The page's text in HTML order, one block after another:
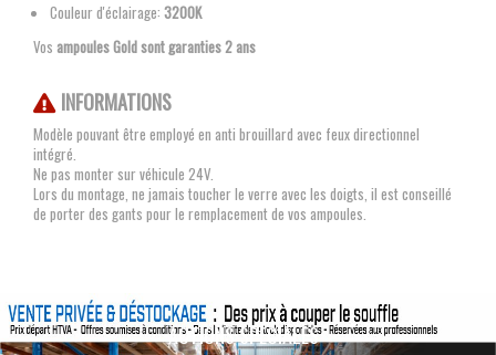
Couleur d'éclairage: 3200K
Vos ampoules Gold sont garanties 2 ans
INFORMATIONS
Modèle pouvant être employé en anti brouillard avec feux directionnel
intégré.
Ne pas monter sur véhicule 24V.
Lors du montage, ne jamais toucher le verre avec les doigts, il est conseillé
de porter des gants pour le remplacement de vos ampoules.
ACTIONS SPÉCIALES